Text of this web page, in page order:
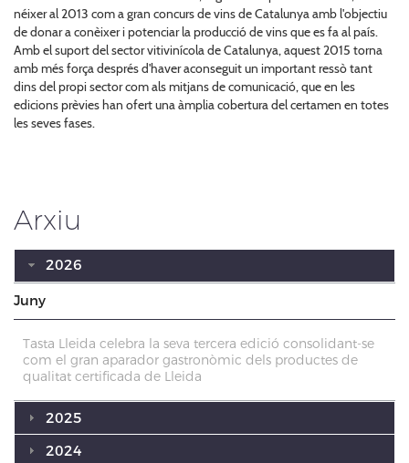
néixer al 2013 com a gran concurs de vins de Catalunya amb l'objectiu
de donar a conèixer i potenciar la producció de vins que es fa al país.
Amb el suport del sector vitivinícola de Catalunya, aquest 2015 torna
amb més força després d'haver aconseguit un important ressò tant
dins del propi sector com als mitjans de comunicació, que en les
edicions prèvies han ofert una àmplia cobertura del certamen en totes
les seves fases.
Arxiu
2026
Juny
Tasta Lleida celebra la seva tercera edició consolidant-se
com el gran aparador gastronòmic dels productes de
qualitat certificada de Lleida
2025
2024